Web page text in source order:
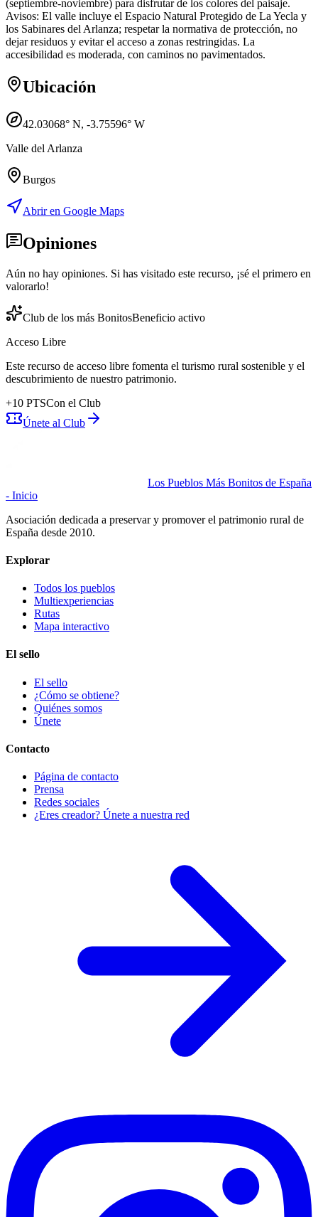
(septiembre-noviembre) para disfrutar de los colores del paisaje.
Avisos: El valle incluye el Espacio Natural Protegido de La Yecla y
los Sabinares del Arlanza; respetar la normativa de protección, no
dejar residuos y evitar el acceso a zonas restringidas. La
accesibilidad es moderada, con caminos no pavimentados.
Ubicación
42.03068° N, -3.75596° W
Valle del Arlanza
Burgos
Abrir en Google Maps
Opiniones
Aún no hay opiniones. Si has visitado este recurso, ¡sé el primero en
valorarlo!
Club de los más BonitosBeneficio activo
Acceso Libre
Este recurso de acceso libre fomenta el turismo rural sostenible y el
descubrimiento de nuestro patrimonio.
+10 PTSCon el Club
Únete al Club
Los Pueblos Más Bonitos de España
- Inicio
Asociación dedicada a preservar y promover el patrimonio rural de
España desde 2010.
Explorar
Todos los pueblos
Multiexperiencias
Rutas
Mapa interactivo
El sello
El sello
¿Cómo se obtiene?
Quiénes somos
Únete
Contacto
Página de contacto
Prensa
Redes sociales
¿Eres creador? Únete a nuestra red